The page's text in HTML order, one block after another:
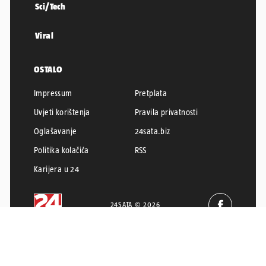
Sci/Tech
Viral
OSTALO
Impressum
Pretplata
Uvjeti korištenja
Pravila privatnosti
Oglašavanje
24sata.biz
Politika kolačića
RSS
Karijera u 24
24SATA © 2026